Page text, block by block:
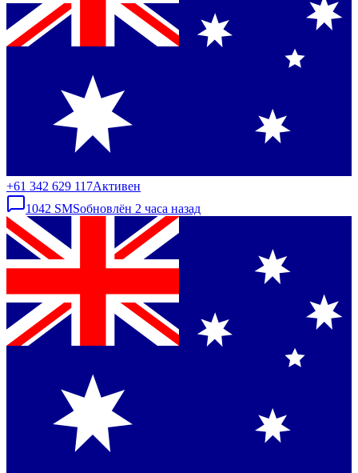
+61 342 629 117Активен
1042 SMSобновлён 2 часа назад